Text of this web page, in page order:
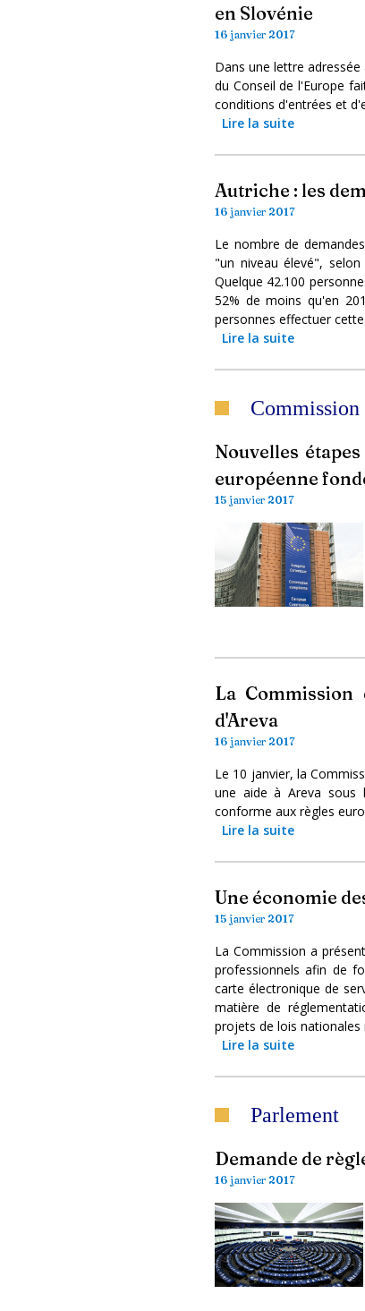
en Slovénie
16 janvier 2017
Dans une lettre
du Conseil de l'Europe
conditions d'entrées et
Lire la suite
Autriche : les
16 janvier 2017
Le nombre de
"un niveau élevé",
Quelque 42.100
52% de moins qu'en
personnes effectuer
Lire la suite
Commission
Nouvelles
européenne
15 janvier 2017
La
d'Areva
16 janvier 2017
Le 10 janvier, la
une aide à Areva sous
conforme aux règles
Lire la suite
Une économie
15 janvier 2017
La Commission a
professionnels afin de
carte électronique de
matière de
projets de lois nationales
Lire la suite
Parlement
Demande de
16 janvier 2017